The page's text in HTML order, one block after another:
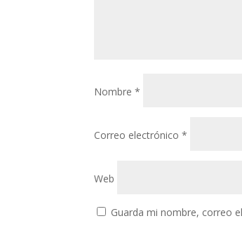
Nombre*
Correo electrónico*
Web
Guarda mi nombre, correo